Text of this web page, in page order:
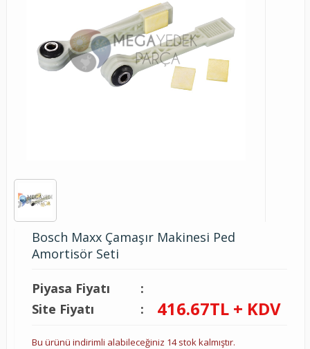
Bosch Maxx Çamaşır Makinesi Ped
Amortisör Seti
Piyasa Fiyatı
:
Site Fiyatı
: 416.67TL + KDV
Bu ürünü indirimli alabileceğiniz 14 stok kalmıştır.